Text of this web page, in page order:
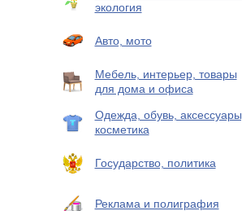
экология
Авто, мото
Мебель, интерьер, товары
для дома и офиса
Одежда, обувь, аксессуары,
косметика
Государство, политика
Реклама и полиграфия